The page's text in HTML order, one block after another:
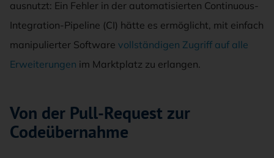
ausnutzt: Ein Fehler in der automatisierten Continuous-
Integration-Pipeline (CI) hätte es ermöglicht, mit einfach
manipulierter Software vollständigen Zugriff auf alle
Erweiterungen im Marktplatz zu erlangen.
Von der Pull-Request zur
Codeübernahme